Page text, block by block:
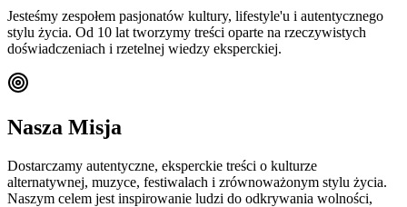
Jesteśmy zespołem pasjonatów kultury, lifestyle'u i autentycznego
stylu życia. Od 10 lat tworzymy treści oparte na rzeczywistych
doświadczeniach i rzetelnej wiedzy eksperckiej.
Nasza Misja
Dostarczamy autentyczne, eksperckie treści o kulturze
alternatywnej, muzyce, festiwalach i zrównoważonym stylu życia.
Naszym celem jest inspirowanie ludzi do odkrywania wolności,